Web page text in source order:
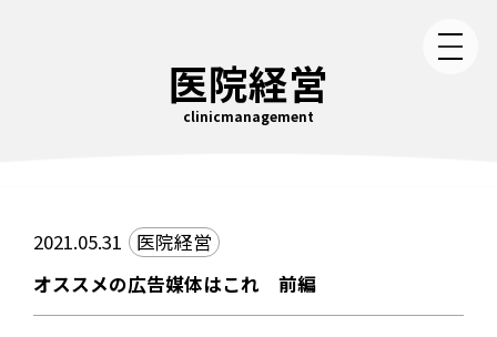
医院経営
clinicmanagement
2021.05.31
医院経営
オススメの広告媒体はこれ 前編